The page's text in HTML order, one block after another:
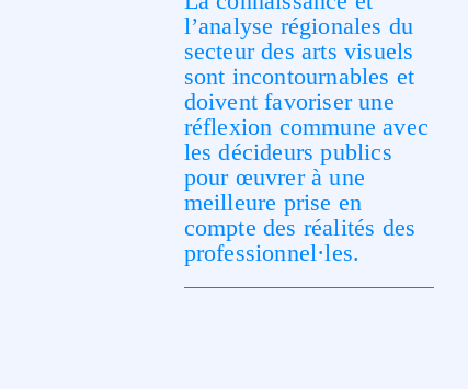
l’analyse régionales du
secteur des arts visuels
sont incontournables et
doivent favoriser une
réflexion commune avec
les décideurs publics
pour œuvrer à une
meilleure prise en
compte des réalités des
professionnel·les.